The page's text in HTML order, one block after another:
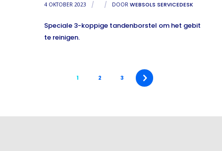
4 OKTOBER 2023 / / DOOR WEBSOLS SERVICEDESK
Speciale 3-koppige tandenborstel om het gebit
te reinigen.
1 2 3